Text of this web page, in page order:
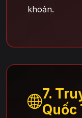
khoản.
7.
Quốc